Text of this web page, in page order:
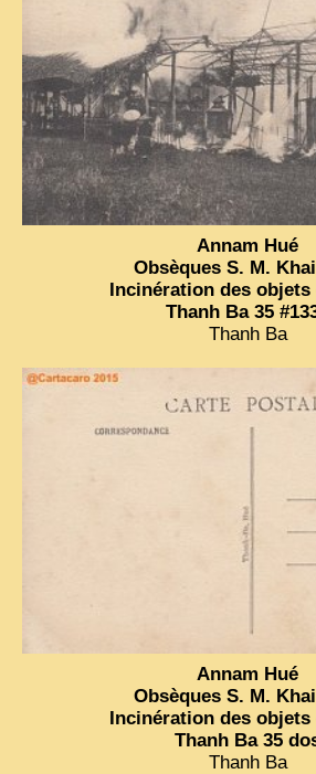
Annam Hué
Obsèques S. M.
Incinération des objets
Thanh Ba 35
Thanh Ba
Annam Hué
Obsèques S. M.
Incinération des objets
Thanh Ba 35
Thanh Ba